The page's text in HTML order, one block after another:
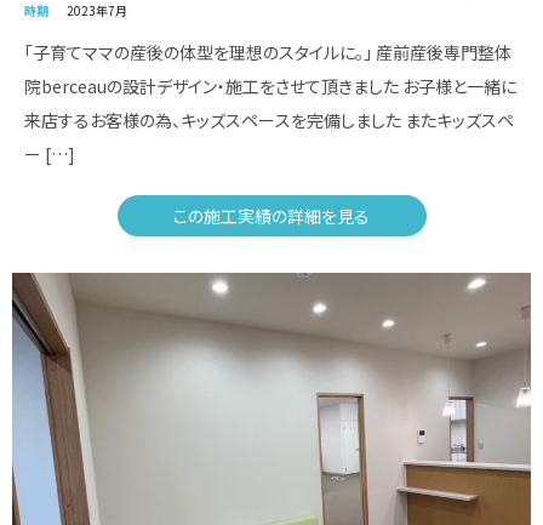
時期
2023年7月
「子育てママの産後の体型を理想のスタイルに。」 産前産後専門整体
院berceauの設計デザイン・施工をさせて頂きました お子様と一緒に
来店するお客様の為、キッズスペースを完備しました またキッズスペ
ー […]
この施工実績の詳細を見る